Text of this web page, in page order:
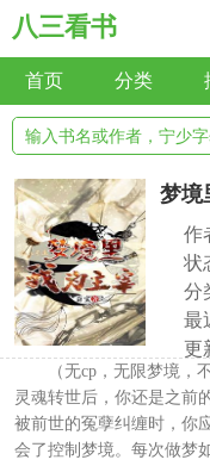
八三看书
首页 分类
梦境
作
状
分
最
更
（无cp，无限梦境，
灵魂转世后，你还是之前
被前世的冤孽纠缠时，你
会了控制梦境。每次做梦